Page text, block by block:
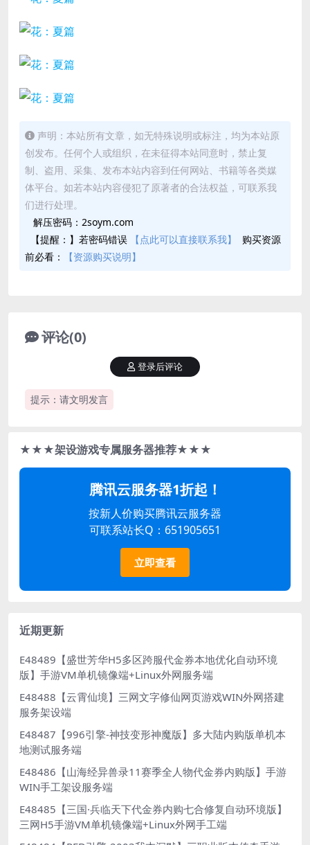
声明：本站所有文章，如无特殊说明或标注，均为本站原
创发布。任何个人或组织，在未征得本站同意时，禁止复
制、盗用、采集、发布本站内容到任何网站、书籍等各类媒
体平台。如若本站内容侵犯了原著者的合法权益，可联系我
们进行处理。
解压密码：2soym.com
【提醒：】若密码错误
【点此可以直接联系我】
购买资源
前必看：
【资源购买说明】
评论(0)
提示：请文明发言
登录后评论
★★★架设游戏专属服务器推荐★★★
腾讯云服务器1折起！
按新人价购买腾讯云服务器
可联系站长Q：651905651
立即查看
近期更新
E48489【盛世芳华H5多区跨服代金券本地优化自动环境
版】手游VM单机镜像端+Linux外网服务端
E48488【云霄仙境】三网文字修仙网页游戏WIN外网搭建
服务架设端
E48487【996引擎-神技变形神魔版】多大陆内购版单机本
地测试服务端
E48486【山海经异兽录11赛季全人物代金券内购版】手游
WIN手工架设服务端
E48485【三国·兵临天下代金券内购七合修复自动环境版】
三网H5手游VM单机镜像端+Linux外网手工端